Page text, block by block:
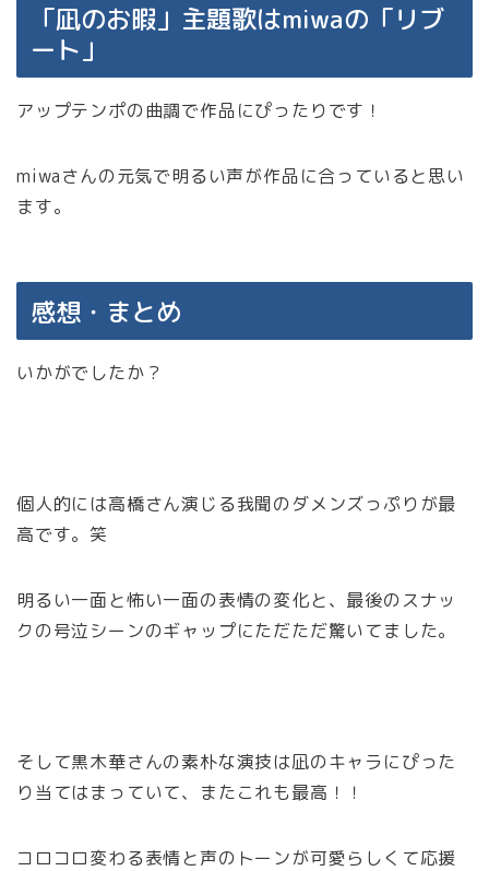
「凪のお暇」主題歌はmiwaの「リブ
ート」
アップテンポの曲調で作品にぴったりです！
miwaさんの元気で明るい声が作品に合っていると思い
ます。
感想・まとめ
いかがでしたか？
個人的には高橋さん演じる我聞のダメンズっぷりが最
高です。笑
明るい一面と怖い一面の表情の変化と、最後のスナッ
クの号泣シーンのギャップにただただ驚いてました。
そして黒木華さんの素朴な演技は凪のキャラにぴった
り当てはまっていて、またこれも最高！！
コロコロ変わる表情と声のトーンが可愛らしくて応援